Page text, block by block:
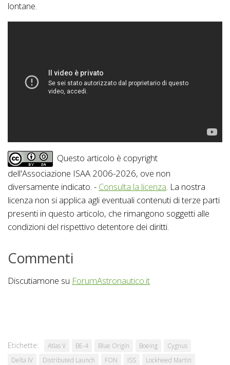
lontane.
Questo articolo è copyright
dell'Associazione ISAA 2006-2026, ove non
diversamente indicato. - Consulta la licenza . La nostra
licenza non si applica agli eventuali contenuti di terze parti
presenti in questo articolo, che rimangono soggetti alle
condizioni del rispettivo detentore dei diritti.
Commenti
Discutiamone su ForumAstronautico.it
Etichette: Atlas V BE-4 Blue Origin Boeing
Cygnus
Delta IV
Distributed Launch FON ISS
Lockheed Martin